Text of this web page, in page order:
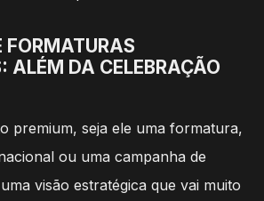
FORMATURAS
ALÉM DA CELEBRAÇÃO
premium, seja ele uma formatura,
ou uma campanha de
visão estratégica que vai muito